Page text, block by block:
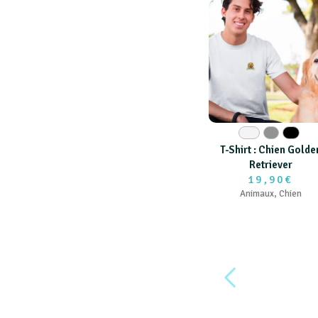
Blanc Gris Noir
T-Shirt : Chien
Retriever
19,90€
Animaux, Chien